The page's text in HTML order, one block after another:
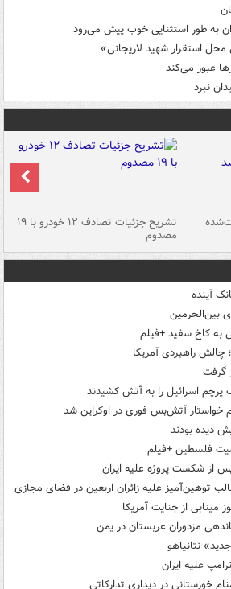
به طور استثنایی خوب پیش می‌رود
استقرار شهید لاریجانی»
عبور می‌کند
نبرد
تشریح جزئیات تصادف ۱۲ خودرو با ۱۹
مصدوم
آینده
به کاخ سفید +فیلم
راهبردی آمریکا
گرفت
اسرائیل را به آتش کشیدند
خواستار آتش‌بس فوری در اوکراین شد
دیده بودند
فلسطین +فیلم
از شکست پروژه علیه ایران
توهین‌آمیز علیه زائران اربعین در فضای مجازی
مینابی از جنایت آمریکا
مزدوران عربستان در یمن
نتانیاهو
علیه ایران
خوزستانی در دیداری تدارکاتی